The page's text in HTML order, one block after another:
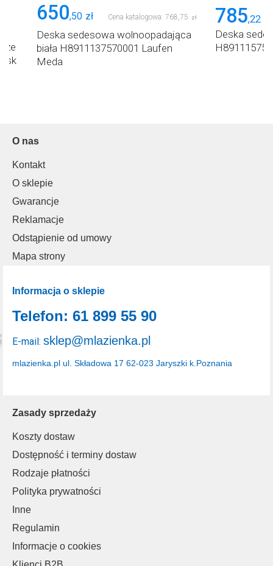
ze
650,50 zł Cena katalogowa: 768 75 zł
Deska sedesowa wolnoopadająca
biała H8911137570001 Laufen
Meda
785,22
Deska
O nas
Kontakt
O sklepie
Gwarancje
Reklamacje
Odstąpienie od umowy
Mapa strony
Zasady sprzedaży
Koszty dostaw
Dostępność i terminy dostaw
Rodzaje płatności
Polityka prywatności
Inne
Regulamin
Informacje o cookies
Informacja o sklepie
mlazienka.pl ul. Składowa 17 62-023 Jaryszki k.Poznania
Telefon: 61 899 55 90
E-mail: sklep@mlazienka.pl